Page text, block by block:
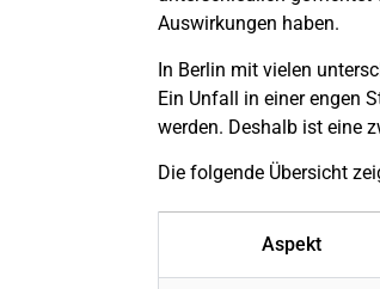
Auswirkungen haben.
In Berlin mit vielen
Ein Unfall in einer engen
werden. Deshalb ist eine
Die folgende Übersicht
Aspekt